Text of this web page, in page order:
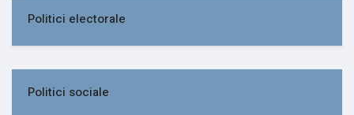
Politici electorale
Politici sociale